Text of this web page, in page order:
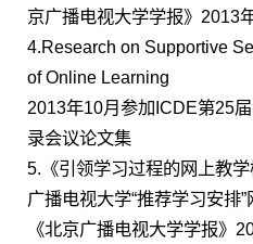
京广播电视大学学报》2013
4.Research on Supportive
of Online Learning
2013年10月参加ICDE第25
录会议论文集
5.《引领学习过程的网上教
广播电视大学“推荐学习安排
《北京广播电视大学学报》